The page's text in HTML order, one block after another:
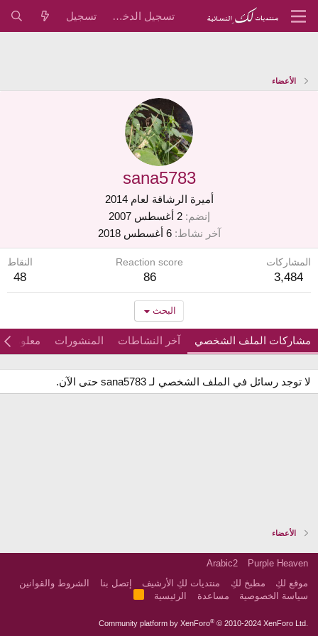
تسجيل الدخول تسجيل
الأعضاء
sana5783
أميرة الرشاقة لعام 2014
إنضم
2 أغسطس 2007
آخر نشاط 6 أغسطس 2018
المشاركات
3,484
Reaction score
86
النقاط
48
البحث
مشاركات الملف الشخصي آخر النشاطات المنشورات معلومات
لا توجد رسائل في الملف الشخصي لـ sana5783 حتى الآن.
الأعضاء
Purple Heaven
Arabic2
موقع لكِ
مطبخ لكِ منتديات لكِ الأرشيف إتصل بنا
الشروط والقوانين
سياسة الخصوصية
مساعدة الرئيسية
Community platform by XenForo® © 2010-2024 XenForo Ltd.